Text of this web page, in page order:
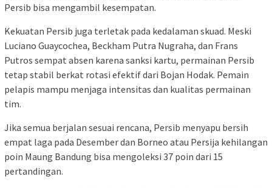
Persib bisa mengambil kesempatan.
Kekuatan Persib juga terletak pada kedalaman skuad. Meski
Luciano Guaycochea, Beckham Putra Nugraha, dan Frans
Putros sempat absen karena sanksi kartu, permainan Persib
tetap stabil berkat rotasi efektif dari Bojan Hodak. Pemain
pelapis mampu menjaga intensitas dan kualitas permainan
tim.
Jika semua berjalan sesuai rencana, Persib menyapu bersih
empat laga pada Desember dan Borneo atau Persija kehilangan
poin Maung Bandung bisa mengoleksi 37 poin dari 15
pertandingan.